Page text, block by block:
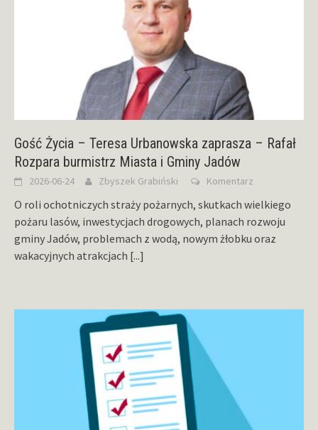
Gość Życia – Teresa Urbanowska zaprasza – Rafał
Rozpara burmistrz Miasta i Gminy Jadów
2026-06-24 Zbyszek Grabiński Komentarz
O roli ochotniczych straży pożarnych, skutkach wielkiego
pożaru lasów, inwestycjach drogowych, planach rozwoju
gminy Jadów, problemach z wodą, nowym żłobku oraz
wakacyjnych atrakcjach [...]